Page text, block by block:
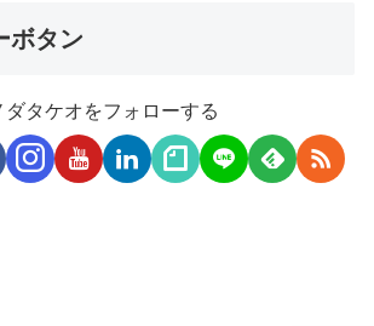
ボタン
ダタケオをフォローする